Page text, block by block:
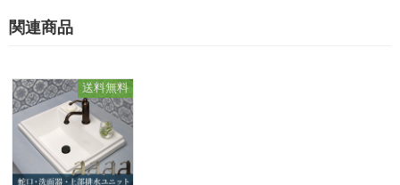
関連商品
送料無料